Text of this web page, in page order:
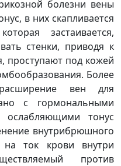
болезни вены
в них скапливается
застаивается,
стенки, приводя к
проступают под кожей
Более
вен для
с гормональными
ослабляющими тонус
внутрибрюшного
на ток крови внутри
против